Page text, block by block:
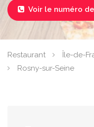
 Voir le numéro
Restaurant Île-de-
Rosny-sur-Seine